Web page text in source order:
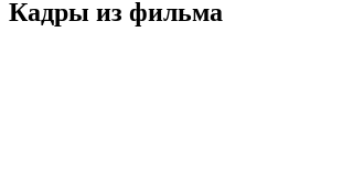
Кадры из фильмa